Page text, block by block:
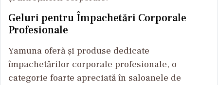
Geluri pentru Împachetări Corporale
Profesionale
Yamuna oferă și produse dedicate
împachetărilor corporale profesionale, o
categorie foarte apreciată în saloanele de